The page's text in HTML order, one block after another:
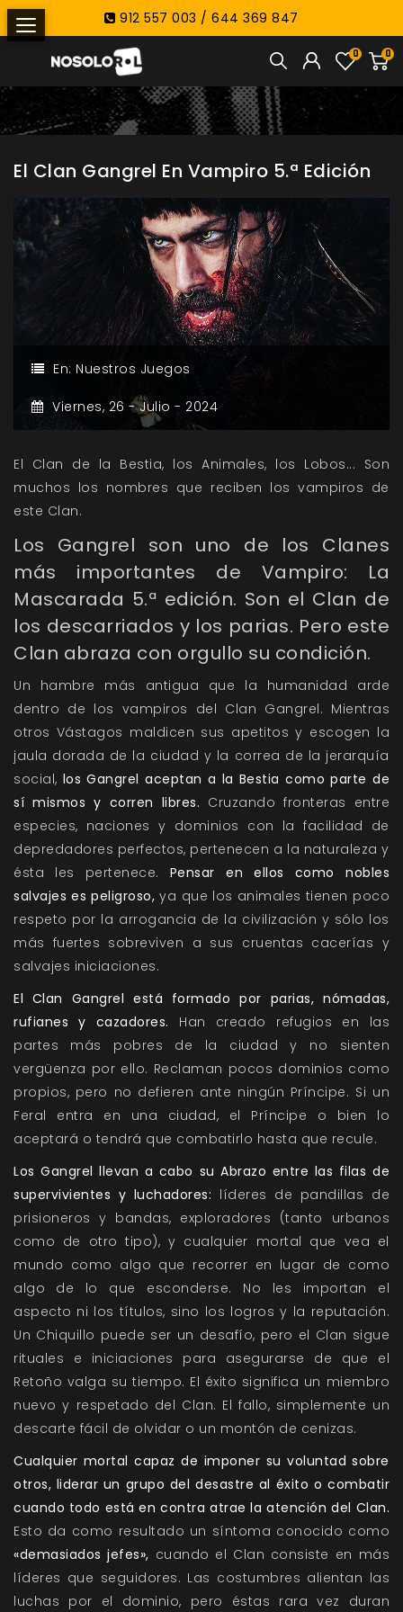
912 557 003 / 644 369 847
0
0
El Clan Gangrel En Vampiro 5.ª Edición
En: Nuestros Juegos
Viernes, 26 -Julio - 2024
El Clan de la Bestia, los Animales, los Lobos... Son
muchos los nombres que reciben los vampiros de
este Clan.
Los Gangrel son uno de los Clanes
más importantes de Vampiro: La
Mascarada 5.ª edición. Son el Clan de
los descarriados y los parias. Pero este
Clan abraza con orgullo su condición.
Un hambre más antigua que la humanidad arde
dentro de los vampiros del Clan Gangrel. Mientras
otros Vástagos maldicen sus apetitos y escogen la
jaula dorada de la ciudad y la correa de la jerarquía
social, los Gangrel aceptan a la Bestia como parte de
sí mismos y corren libres. Cruzando fronteras entre
especies, naciones y dominios con la facilidad de
depredadores perfectos, pertenecen a la naturaleza y
ésta les pertenece. Pensar en ellos como nobles
salvajes es peligroso, ya que los animales tienen poco
respeto por la arrogancia de la civilización y sólo los
más fuertes sobreviven a sus cruentas cacerías y
salvajes iniciaciones.
El Clan Gangrel está formado por parias, nómadas,
rufianes y cazadores. Han creado refugios en las
partes más pobres de la ciudad y no sienten
vergüenza por ello. Reclaman pocos dominios como
propios, pero no defieren ante ningún Príncipe. Si un
Feral entra en una ciudad, el Príncipe o bien lo
aceptará o tendrá que combatirlo hasta que recule.
Los Gangrel llevan a cabo su Abrazo entre las filas de
supervivientes y luchadores: líderes de pandillas de
prisioneros y bandas, exploradores (tanto urbanos
como de otro tipo), y cualquier mortal que vea el
mundo como algo que recorrer en lugar de como
algo de lo que esconderse. No les importan el
aspecto ni los títulos, sino los logros y la reputación.
Un Chiquillo puede ser un desafío, pero el Clan sigue
rituales e iniciaciones para asegurarse de que el
Retoño valga su tiempo. El éxito significa un miembro
nuevo y respetado del Clan. El fallo, simplemente un
descarte fácil de olvidar o un montón de cenizas.
Cualquier mortal capaz de imponer su voluntad sobre
otros, liderar un grupo del desastre al éxito o combatir
cuando todo está en contra atrae la atención del Clan.
Esto da como resultado un síntoma conocido como
«demasiados jefes», cuando el Clan consiste en más
líderes que seguidores. Las costumbres alientan las
luchas por el dominio, pero éstas rara vez duran